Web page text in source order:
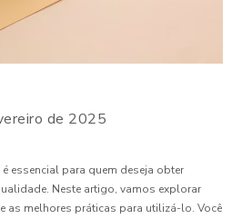
de 2025
essencial para quem deseja obter
Neste artigo, vamos explorar
as melhores práticas para utilizá-lo. Você